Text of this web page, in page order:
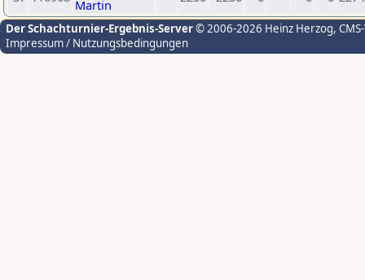
Martin
Der Schachturnier-Ergebnis-Server© 2006-2026 Heinz Herzog,
Impressum / Nutzungsbedingungen